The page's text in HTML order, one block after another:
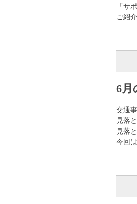
「サ
ご紹
6月
交通
見落
見落
今回